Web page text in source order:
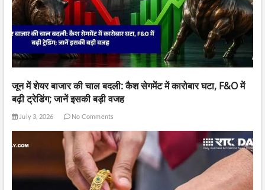
जून में शेयर बाजार की चाल बदली: कैश सेगमेंट में कारोबार घटा, F&O में
बढ़ी ट्रेडिंग; जानें इसकी बड़ी वजह
July 3, 2026 No Comments